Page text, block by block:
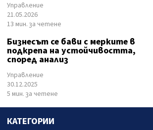
Управление
21.05.2026
13 мин. за четене
Бизнесът се бави с мерките в
подкрепа на устойчивостта,
според анализ
Управление
30.12.2025
5 мин. за четене
КАТЕГОРИИ